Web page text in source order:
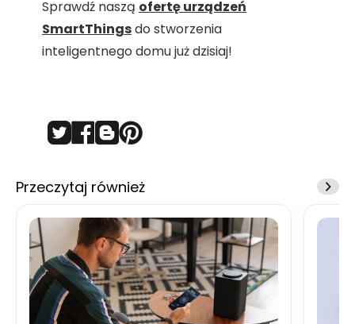
Sprawdź naszą ofertę urządzeń
SmartThingsdo stworzenia
inteligentnego domu już dzisiaj!
Przeczytaj również